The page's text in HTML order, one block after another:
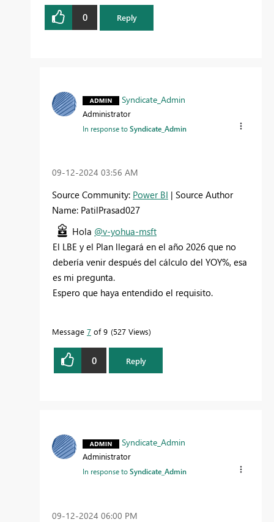
0 Reply
Syndicate_Admin
Administrator
In response toSyndicate_Admin
‎09-12-2024 03:56 AM
Source Community: Power BI | Source Author
Name: PatilPrasad027
Hola @v-yohua-msft
El LBE y el Plan llegará en el año 2026 que no
debería venir después del cálculo del YOY%, esa
es mi pregunta.
Espero que haya entendido el requisito.
Message 7 of 9 527 Views
0 Reply
Syndicate_Admin
Administrator
In response toSyndicate_Admin
‎09-12-2024 06:00 PM